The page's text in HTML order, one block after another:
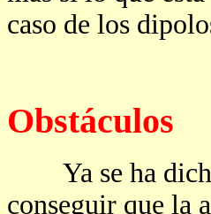
caso de los
Obstáculos
Ya se ha dicho
conseguir que la